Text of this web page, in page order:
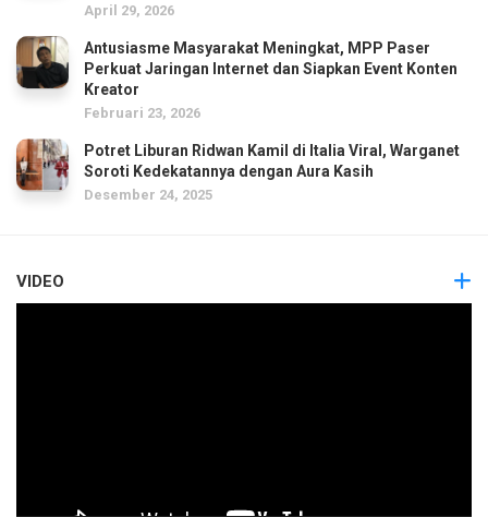
April 29, 2026
Antusiasme Masyarakat Meningkat, MPP Paser
Perkuat Jaringan Internet dan Siapkan Event Konten
Kreator
Februari 23, 2026
Potret Liburan Ridwan Kamil di Italia Viral, Warganet
Soroti Kedekatannya dengan Aura Kasih
Desember 24, 2025
VIDEO